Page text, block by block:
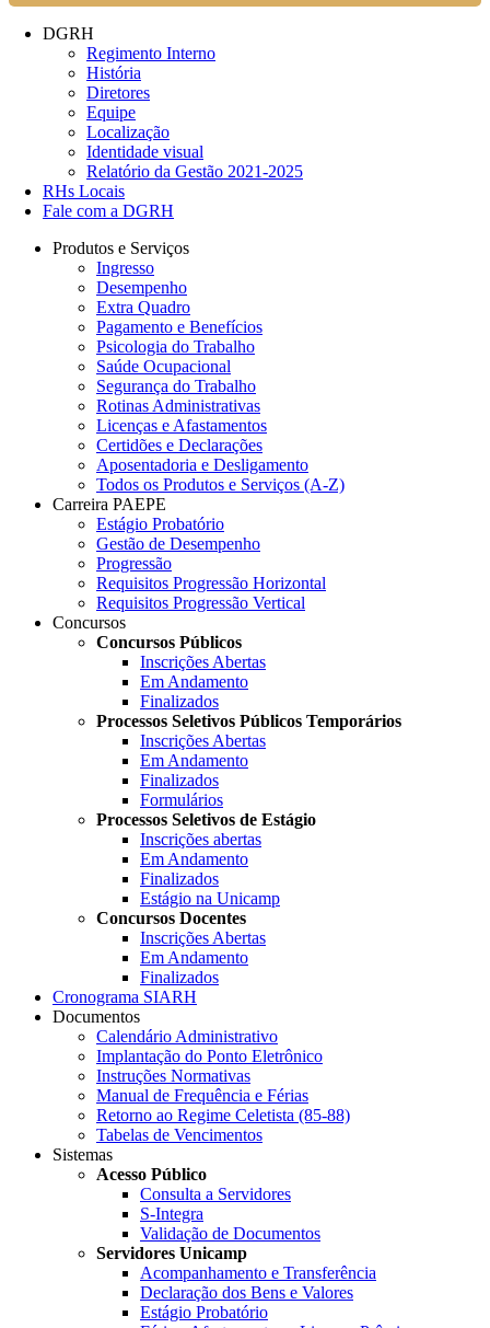
DGRH
Regimento Interno
História
Diretores
Equipe
Localização
Identidade visual
Relatório da Gestão 2021-2025
RHs Locais
Fale com a DGRH
Produtos e Serviços
Ingresso
Desempenho
Extra Quadro
Pagamento e Benefícios
Psicologia do Trabalho
Saúde Ocupacional
Segurança do Trabalho
Rotinas Administrativas
Licenças e Afastamentos
Certidões e Declarações
Aposentadoria e Desligamento
Todos os Produtos e Serviços (A-Z)
Carreira PAEPE
Estágio Probatório
Gestão de Desempenho
Progressão
Requisitos Progressão Horizontal
Requisitos Progressão Vertical
Concursos
Concursos Públicos
Inscrições Abertas
Em Andamento
Finalizados
Processos Seletivos Públicos Temporários
Inscrições Abertas
Em Andamento
Finalizados
Formulários
Processos Seletivos de Estágio
Inscrições abertas
Em Andamento
Finalizados
Estágio na Unicamp
Concursos Docentes
Inscrições Abertas
Em Andamento
Finalizados
Cronograma SIARH
Documentos
Calendário Administrativo
Implantação do Ponto Eletrônico
Instruções Normativas
Manual de Frequência e Férias
Retorno ao Regime Celetista (85-88)
Tabelas de Vencimentos
Sistemas
Acesso Público
Consulta a Servidores
S-Integra
Validação de Documentos
Servidores Unicamp
Acompanhamento e Transferência
Declaração dos Bens e Valores
Estágio Probatório